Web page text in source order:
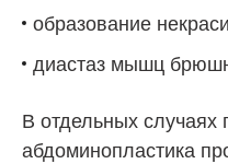
образование
диастаз мышц
В отдельных случаях
абдоминопластика